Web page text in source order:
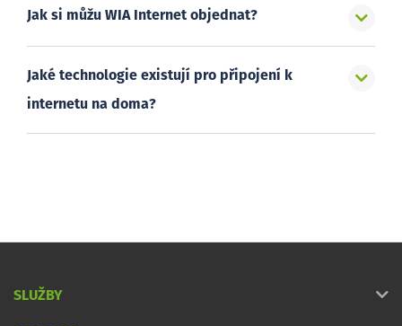
Jak si můžu WIA Internet objednat?
Jaké technologie existují pro připojení k
internetu na doma?
SLUŽBY